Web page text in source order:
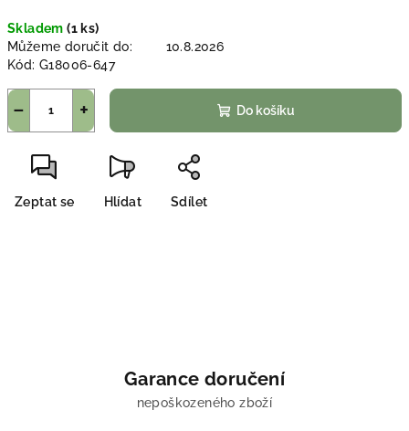
cena:
Skladem(1 ks)
Můžeme doručit do:
10.8.2026
Kód: G18006-647
+
− Do košíku
Zeptat se Hlídat Sdílet
Garance doručení
nepoškozeného zboží